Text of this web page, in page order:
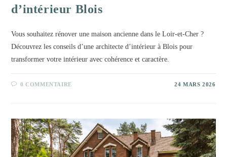
d’intérieur Blois
Vous souhaitez rénover une maison ancienne dans le Loir-et-Cher ?
Découvrez les conseils d’une architecte d’intérieur à Blois pour
transformer votre intérieur avec cohérence et caractère.
0 COMMENTAIRE 24 MARS 2026